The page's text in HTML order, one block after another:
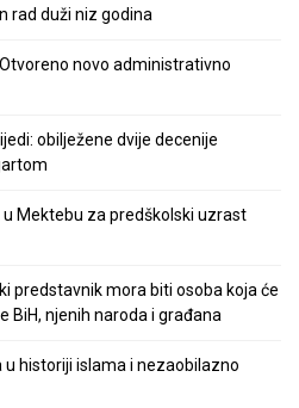
rad duži niz godina
novo administrativno
obilježene dvije decenije
Mektebu za predškolski uzrast
predstavnik mora biti osoba koja će
BiH, njenih naroda i građana
u historiji islama i nezaobilazno